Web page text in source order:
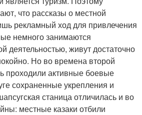
что рассказы о местной
рекламный ход для привлечения
немного занимаются
деятельностью, живут достаточно
Но во времена второй
проходили активные боевые
сохраненные укрепления и
станица отличилась и во
местные казаки отбили